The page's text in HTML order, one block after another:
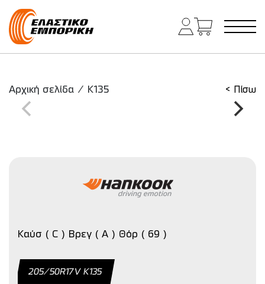
Κύρια πλοήγηση
Αρχική σελίδα / K135 < Πίσω
Καύσ ( C ) Βρεγ ( A ) Θόρ ( 69 )
205/50R17V Κ135